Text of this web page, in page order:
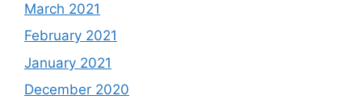
March 2021
February 2021
January 2021
December 2020